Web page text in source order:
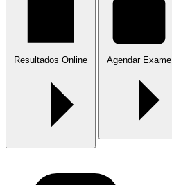
Resultados Online Agendar Exame